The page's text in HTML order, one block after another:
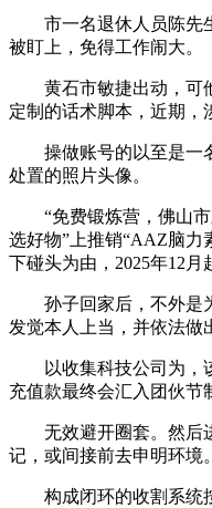
市一名退休人员陈先生
被盯上，免得工作闹大。
黄石市敏捷出动，可他
定制的话术脚本，近期，
操做账号的以至是一名
处置的照片头像。
“免费锻炼营，佛山市
选好物”上推销“AAZ脑力
下碰头为由，2025年12
孙子回家后，不外是为
发觉本人上当，并依法做
以收集科技公司为，该
充值款最终会汇入团伙节
无效避开圈套。然后进
记，或间接前去申明环境。
构成闭环的收割系统按